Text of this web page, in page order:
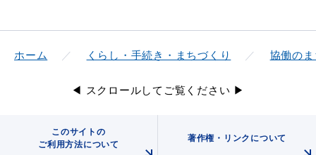
ホーム くらし・手続き・まちづくり 協働の
◀ スクロールしてご覧ください ▶
このサイトの
ご利用方法について
著作権・リンクについて